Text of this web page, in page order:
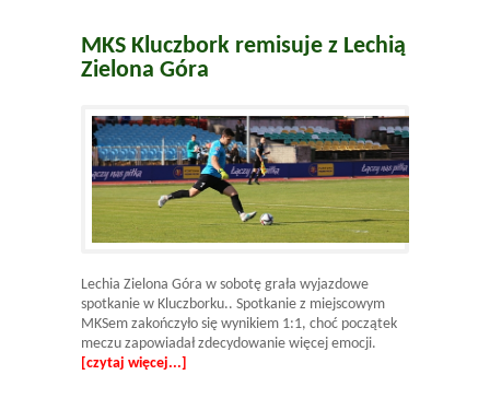
MKS Kluczbork remisuje z Lechią
Zielona Góra
Lechia Zielona Góra w sobotę grała wyjazdowe
spotkanie w Kluczborku.. Spotkanie z miejscowym
MKSem zakończyło się wynikiem 1:1, choć początek
meczu zapowiadał zdecydowanie więcej emocji.
[czytaj więcej...]